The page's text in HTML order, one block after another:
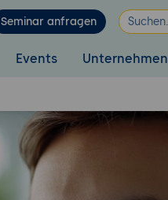
Seminar anfragen
Events Unternehmen